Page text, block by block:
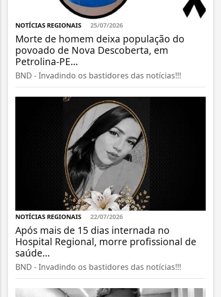
NOTÍCIAS REGIONAIS 25/07/2026
Morte de homem deixa população do
povoado de Nova Descoberta, em
Petrolina-PE...
BND - Invadindo os bastidores das notícias!!!
NOTÍCIAS REGIONAIS 22/07/2026
Após mais de 15 dias internada no
Hospital Regional, morre profissional de
saúde...
BND - Invadindo os bastidores das notícias!!!